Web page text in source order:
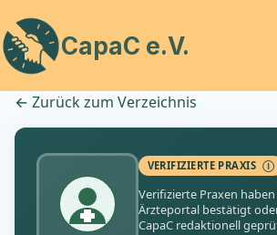
Inhalt
springen
CapaC e.V.
← Zurück zum Verzeichnis
VERIFIZIERTE PRAXIS Ⓘ
Verifizierte Praxen
Ärzteportal bestätigt
CapaC redaktionell